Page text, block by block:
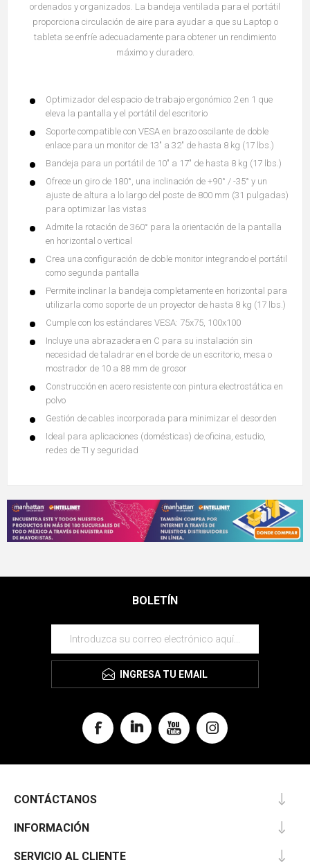
ordenados y organizados. La bandeja ventilada para el portátil
proporciona circulación de aire para ayudar a que su Laptop o
tableta se enfríe adecuadamente para obtener un rendimiento
máximo y duradero.
Optimizador del espacio de trabajo ergonómico 2 en 1 que
eleva la pantalla y el portátil del escritorio
Soporte compatible con VESA en brazo oscilante de doble
enlace para un monitor de 13" a 32" de hasta 8 kg (17 lbs.)
Bandeja para un portátil de 10" a 17" de hasta 8 kg (17 lbs.)
Ofrece un giro de 180°, una inclinación de +90° / -35° y un
ajuste de altura a lo largo del poste de 800 mm (31 pulgadas)
para optimizar las vistas
Admite la rotación de 360° para la orientación de la pantalla
en horizontal o vertical
Crea una configuración de doble monitor integrando el portátil
como segunda pantalla
Permite inclinar la bandeja completamente en horizontal para
utilizarla como soporte de un proyector de hasta 8 kg (17 lbs.)
Cumple con los estándares VESA: 75x75, 100x100
Incluye una abrazadera en C para su instalación sin
necesidad de taladrar en el borde de un escritorio, mesa o
mostrador de 10 a 88 mm de grosor
Construcción en acero resistente con pintura electrostática en
polvo
Gestión de cables incorporada para minimizar el desorden
Ideal para aplicaciones (domésticas) de oficina, estudio,
redes de TI y seguridad
BOLETÍN
INGRESA TU EMAIL
CONTÁCTANOS
INFORMACIÓN
SERVICIO AL CLIENTE